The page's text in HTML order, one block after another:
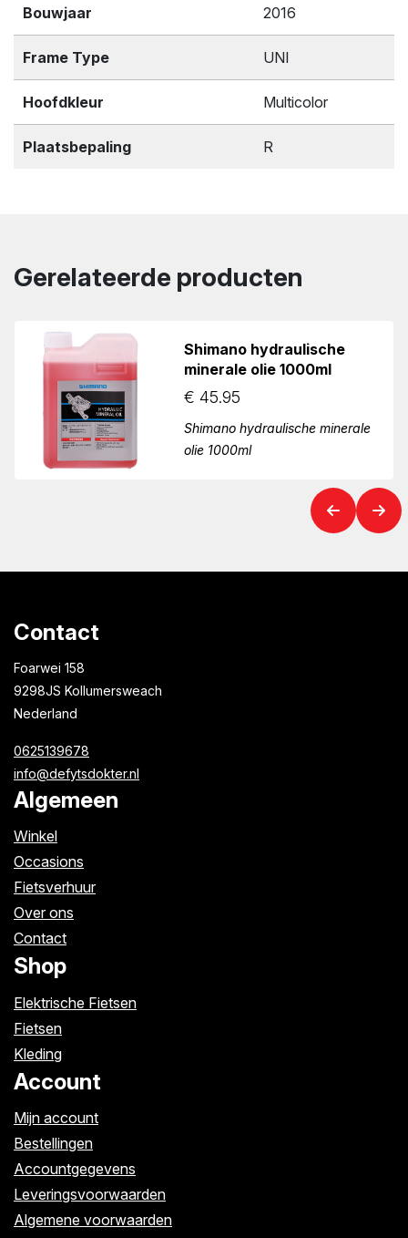
Bouwjaar 2016
Frame Type UNI
Hoofdkleur Multicolor
Plaatsbepaling R
Gerelateerde producten
Shimano hydraulische
minerale olie 1000ml
€ 45.95
Shimano hydraulische minerale
olie 1000ml
Contact
Foarwei 158
9298JS Kollumersweach
Nederland
0625139678
info@defytsdokter.nl
Algemeen
Winkel
Occasions
Fietsverhuur
Over ons
Contact
Shop
Elektrische Fietsen
Fietsen
Kleding
Account
Mijn account
Bestellingen
Accountgegevens
Leveringsvoorwaarden
Algemene voorwaarden